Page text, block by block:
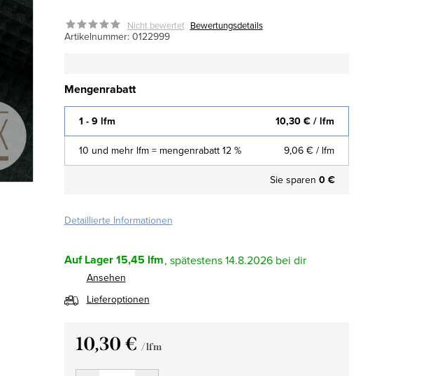
Nicht bewertet Bewertungsdetails
Artikelnummer: 0122999
Mengenrabatt
1 - 9 lfm 10,30 € / lfm
10 und mehr lfm = mengenrabatt 12 % 9,06 € / lfm
Sie sparen 0 €
Detaillierte Informationen
Auf Lager15,45 lfm 14.8.2026
Ansehen
Lieferoptionen
10,30 € / lfm
Verkaufspreis: